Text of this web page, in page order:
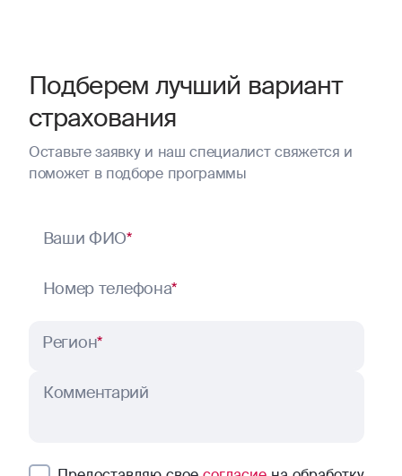
Подберем лучший вариант
страхования
Оставьте заявку и наш специалист свяжется и
поможет в подборе программы
Ваши ФИО*
Номер телефона*
Регион*
Комментарий